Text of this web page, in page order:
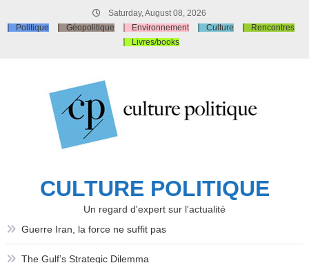
Saturday, August 08, 2026
Politique
Géopolitique Environnement Culture
Rencontres
Livres/books
CULTURE POLITIQUE
Un regard d'expert sur l'actualité
Guerre Iran, la force ne suffit pas
The Gulf’s Strategic Dilemma